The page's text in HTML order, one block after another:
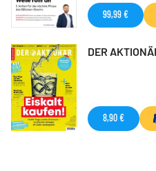
99,99 €
DER
8,90 €